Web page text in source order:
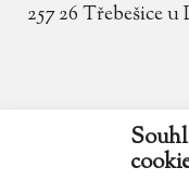
257 26 Třebešice u
602 354 467